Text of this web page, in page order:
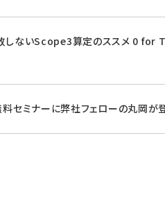
しないScope3算定のススメ 0
料セミナーに弊社フェローの丸岡が